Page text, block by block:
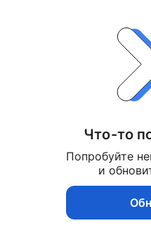
Что-то
Попробуйте
и